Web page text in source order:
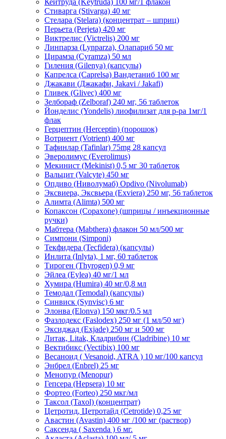
Кейтруда (Keytruda) 100 мг/1 флакон
Стиварга (Stivarga) 40 мг
Стелара (Stelara) (концентрат – шприц)
Перьета (Perjeta) 420 мг
Виктрелис (Victrelis) 200 мг
Линпарза (Lynparza), Олапариб 50 мг
Цирамза (Cyramza) 50 мл
Гиления (Gilenya) (капсулы)
Капрелса (Caprelsa) Вандетаниб 100 мг
Джакави (Джакафи, Jakavi / Jakafi)
Гливек (Glivec) 400 мг
Зелбораф (Zelboraf) 240 мг, 56 таблеток
Йонделис (Yondelis) лиофилизат для р-ра 1мг/1
флак
Герцептин (Herceptin) (порошок)
Вотриент (Votrient) 400 мг
Тафинлар (Tafinlar) 75mg 28 капсул
Эверолимус (Everolimus)
Мекинист (Mekinist) 0,5 мг 30 таблеток
Вальцит (Valcyte) 450 мг
Опдиво (Ниволумаб) Opdivo (Nivolumab)
Эксвиера, Эксвьера (Exviera) 250 мг, 56 таблеток
Алимта (Alimta) 500 мг
Копаксон (Copaxone) (шприцы / инъекционные
ручки)
Мабтера (Mabthera) флакон 50 мл/500 мг
Симпони (Simponi)
Текфидера (Tecfidera) (капсулы)
Инлита (Inlyta), 1 мг, 60 таблеток
Тироген (Thyrogen) 0,9 мг
Эйлеа (Eylea) 40 мг/1 мл
Хумира (Humira) 40 мг/0,8 мл
Темодал (Temodal) (капсулы)
Синвиск (Synvisc) 6 мг
Элонва (Elonva) 150 мкг/0.5 мл
Фазлодекс (Faslodex) 250 мг (1 мл/50 мг)
Эксиджад (Exjade) 250 мг и 500 мг
Литак, Litak, Кладрибин (Cladribine) 10 мг
Вектибикс (Vectibix) 100 мг
Весаноид ( Vesanoid, ATRA ) 10 мг/100 капсул
Энбрел (Enbrel) 25 мг
Менопур (Menopur)
Гепсера (Hepsera) 10 мг
Фортео (Forteo) 250 мкг/мл
Таксол (Taxol) (концентрат)
Цетротид, Цетротайд (Cetrotide) 0,25 мг
Авастин (Avastin) 400 мг /100 мг (раствор)
Саксенда ( Saxenda ) 6 мг.